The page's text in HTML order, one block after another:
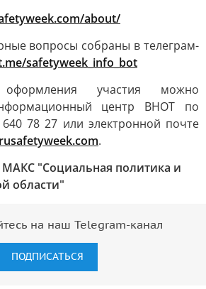
about/
вопросы собраны в телеграм-
safetyweek_info_bot
участия можно
центр ВНОТ по
78 27 или электронной почте
.
МАКС "Социальная политика и
области"
на наш Telegram-канал
ПОДПИСАТЬСЯ